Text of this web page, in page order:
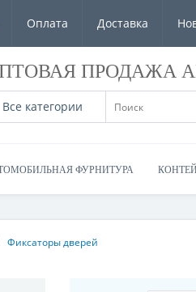
Оплата Доставка
ПРОДАЖА
Все категории
ФУРНИТУРА
Фиксаторы дверей